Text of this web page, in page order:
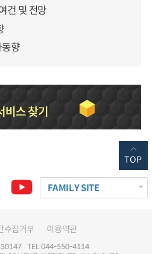
건 및 전망
향
FAMILY SITE
수집거부 이용약관
30147 TEL 044-550-4114
TOP